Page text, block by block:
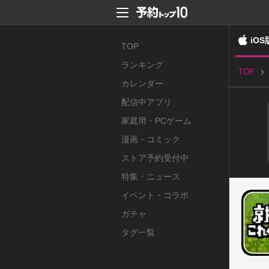
TOP
ランキング
カレンダー
配信中アプリ
家庭用・PCゲーム
漫画・コミック
ストア予約受付中
特集・ニュース
イベント・コラボ
ガチャ
タグ一覧
iOS
TOP